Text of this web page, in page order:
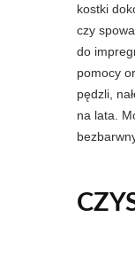
kostki
czy
do
pomocy
pędzli,
na lata.